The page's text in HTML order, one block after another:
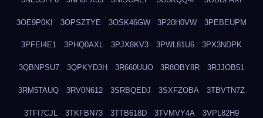
3OE9P0KI 3OPSZTYE 3OSK46GW 3P20H0VW 3PEBEUPM
3PFEI4E1 3PHQ0AXL 3PJX8KV3 3PWL81U6 3PX3NDPK
3QBNPSU7 3QPKYD3H 3R660UUO 3R8OBY8R 3RJJOB51
3RM5TAUQ 3RV0N612 3SRBQEDJ 3SXFZOBA 3TBVTN7Z
3TFI7CJL 3TKFBN73 3TTB618D 3TVMVY4A 3VPL82H9